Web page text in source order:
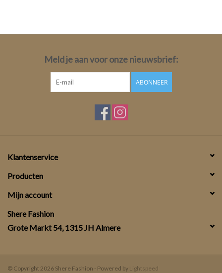
Meld je aan voor onze nieuwsbrief:
ABONNEER
Klantenservice
Producten
Mijn account
Shere Fashion
Grote Markt 54, 1315 JH Almere
© Copyright 2026 Shere Fashion - Powered by Lightspeed